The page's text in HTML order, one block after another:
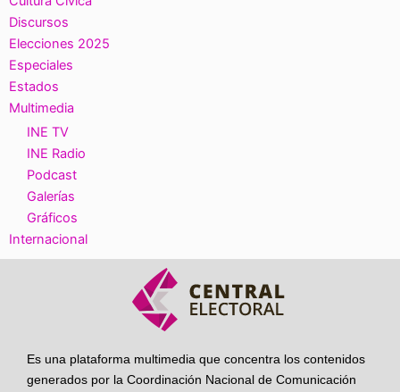
Discursos
Elecciones 2025
Especiales
Estados
Multimedia
INE TV
INE Radio
Podcast
Galerías
Gráficos
Internacional
Es una plataforma multimedia que concentra los contenidos
generados por la Coordinación Nacional de Comunicación